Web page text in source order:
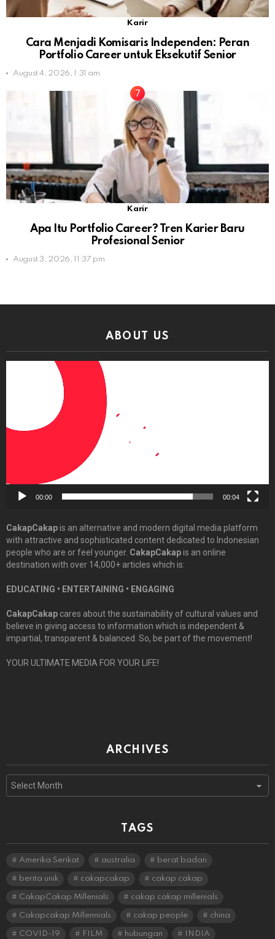
Karir
Cara Menjadi Komisaris Independen: Peran
Portfolio Career untuk Eksekutif Senior
August 4, 2026, 1:31 am
Karir
Apa Itu Portfolio Career? Tren Karier Baru
Profesional Senior
August 3, 2026, 11:37 pm
ABOUT US
00:00 00:04
CakapCakapis an alternative and modern digital media platform
with attractive and sophisticated content dedicated to Indonesian
people who are or feel younger. CakapCakapis an online
destination with over 14,000+ articles which is:
EDUCATING • ENTERTAINING • ENGAGING
CakapCakap cares about the sustainability of cultural values and
believe in giving access to information which is independent &
impartial, transparent & balanced. So, be part of the movement!
YOUR ULTIMATE MEDIA FOR YOUR LIFE!
ARCHIVES
Archives
TAGS
Amerika Serikat australia berat badan
berita unik cakapcakap cakap cakap
CakapCakap Millenials cakap cakap millenials
Cakapcakap Millennials cakap people china
COVID-19 FILM hubungan INDIA